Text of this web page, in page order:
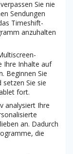
Sie nie
Sendungen
Timeshift-
anzuhalten
Ihre Inhalte auf
Beginnen Sie
setzen Sie sie
fort.
analysiert Ihre
an. Dadurch
die